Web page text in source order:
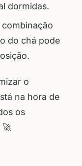
dormidas.
combinação
do chá pode
o
na hora de
os
🚀